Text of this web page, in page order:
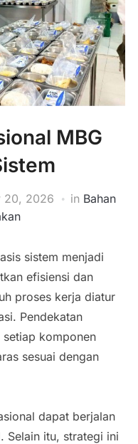
MBG
20, 2026 in Bahan
sistem menjadi
efisiensi dan
proses kerja diatur
Pendekatan
setiap komponen
sesuai dengan
dapat berjalan
Selain itu, strategi ini